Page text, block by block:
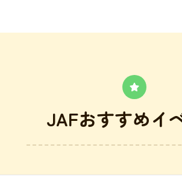
JAFおすすめイ